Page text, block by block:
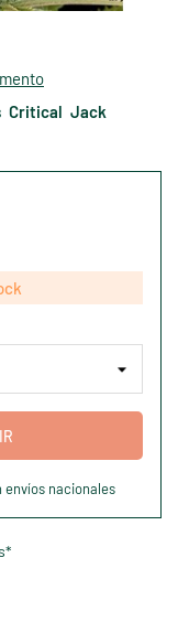
Critical Jack
envíos nacionales